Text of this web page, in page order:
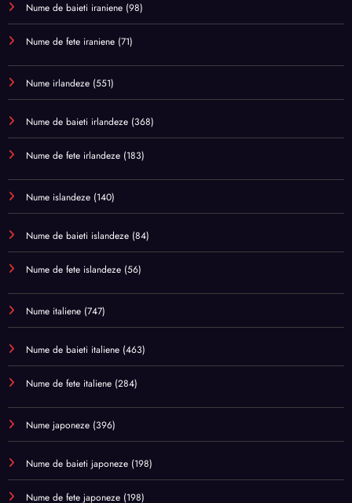
Nume de baieti iraniene (98)
Nume de fete iraniene (71)
Nume irlandeze (551)
Nume de baieti irlandeze (368)
Nume de fete irlandeze (183)
Nume islandeze (140)
Nume de baieti islandeze (84)
Nume de fete islandeze (56)
Nume italiene (747)
Nume de baieti italiene (463)
Nume de fete italiene (284)
Nume japoneze (396)
Nume de baieti japoneze (198)
Nume de fete japoneze (198)